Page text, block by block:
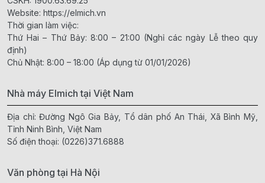
Website: https://elmich.vn
Thời gian làm việc:
Thứ Hai – Thứ Bảy: 8:00 – 21:00 (Nghỉ các ngày Lễ theo quy
định)
Chủ Nhật: 8:00 – 18:00 (Áp dụng từ 01/01/2026)
Nhà máy Elmich tại Việt Nam
Địa chỉ: Đường Ngô Gia Bảy, Tổ dân phố An Thái, Xã Bình Mỹ,
Tỉnh Ninh Bình, Việt Nam
Số điện thoại: (0226)371.6888
Văn phòng tại Hà Nội